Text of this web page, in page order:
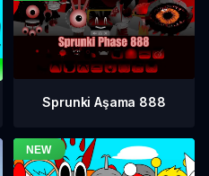
Sprunki Aşama 888